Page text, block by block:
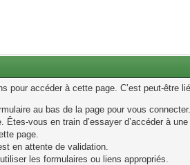
pour accéder à cette page. C’est peut-être
au bas de la page pour vous
Êtes-vous en train d’essayer d’accéder à
page.
en attente de validation.
les formulaires ou liens appropriés.